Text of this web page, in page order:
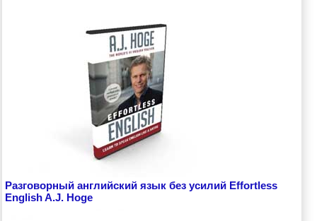
Разговорный английский язык без усилий Effortless
English A.J. Hoge